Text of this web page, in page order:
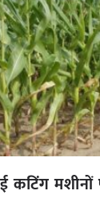
मशीनों